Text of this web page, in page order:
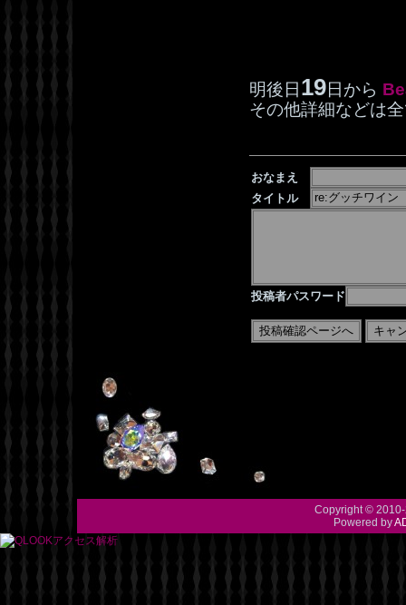
明後日19日から
その他詳細などは
おなまえ
タイトル
投稿者パスワード
Copyright ©
Powered by